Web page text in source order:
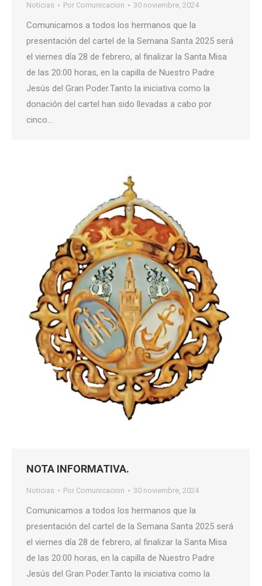
Noticias Por Comunicacion 30 noviembre, 2024
Comunicamos a todos los hermanos que la
presentación del cartel de la Semana Santa 2025 será
el viernes día 28 de febrero, al finalizar la Santa Misa
de las 20:00 horas, en la capilla de Nuestro Padre
Jesús del Gran Poder.Tanto la iniciativa como la
donación del cartel han sido llevadas a cabo por
cinco…
NOTA INFORMATIVA.
Noticias Por Comunicacion 30 noviembre, 2024
Comunicamos a todos los hermanos que la
presentación del cartel de la Semana Santa 2025 será
el viernes día 28 de febrero, al finalizar la Santa Misa
de las 20:00 horas, en la capilla de Nuestro Padre
Jesús del Gran Poder.Tanto la iniciativa como la